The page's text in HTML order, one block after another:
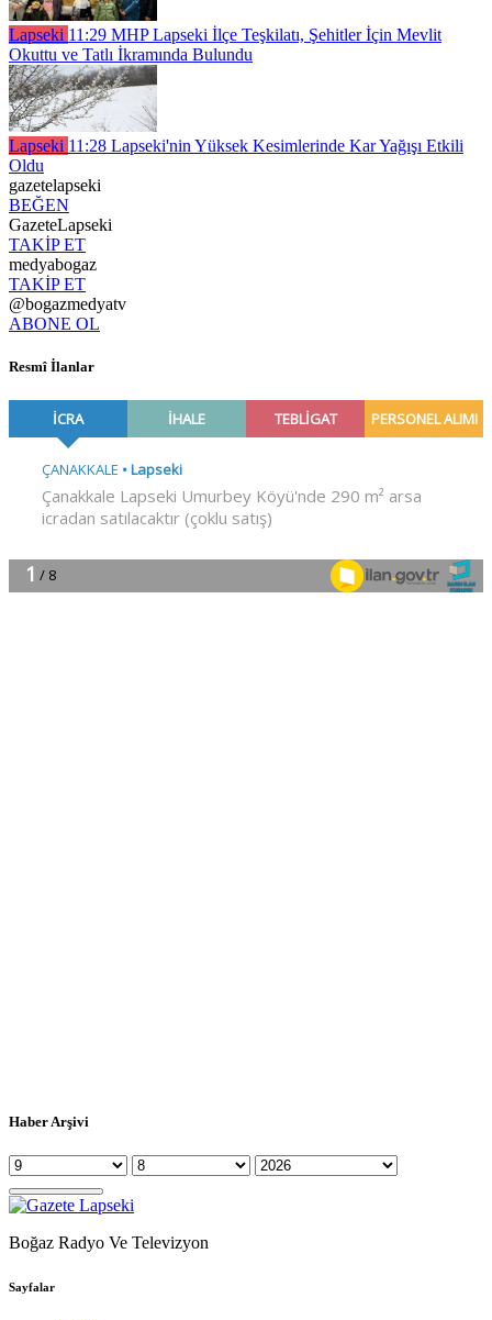
Lapseki 11:29 MHP Lapseki İlçe Teşkilatı, Şehitler İçin Mevlit
Okuttu ve Tatlı İkramında Bulundu
Lapseki 11:28 Lapseki'nin Yüksek Kesimlerinde Kar Yağışı Etkili
Oldu
gazetelapseki
BEĞEN
GazeteLapseki
TAKİP ET
medyabogaz
TAKİP ET
@bogazmedyatv
ABONE OL
Resmî İlanlar
Haber Arşivi
Boğaz Radyo Ve Televizyon
Sayfalar